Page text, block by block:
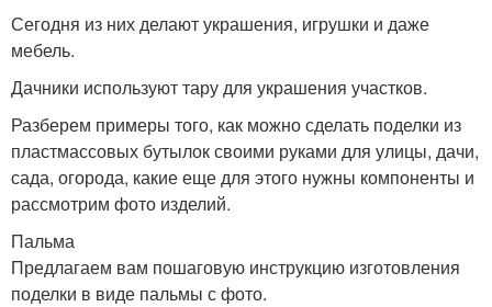
Сегодня из них делают украшения, игрушки и даже
мебель.
Дачники используют тару для украшения участков.
Разберем примеры того, как можно сделать поделки из
пластмассовых бутылок своими руками для улицы, дачи,
сада, огорода, какие еще для этого нужны компоненты и
рассмотрим фото изделий.
Пальма
Предлагаем вам пошаговую инструкцию изготовления
поделки в виде пальмы с фото.